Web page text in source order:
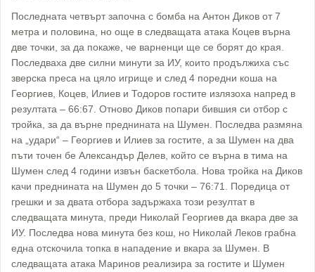
Последната четвърт започна с бомба на Антон Диков от 7
метра и половина, но още в следващата атака Коцев върна
две точки, за да покаже, че варненци ще се борят до края.
Последваха две силни минути за ИУ, които продължиха със
зверска преса на цяло игрище и след 4 поредни коша на
Георгиев, Коцев, Илиев и Тодоров гостите излязоха напред в
резултата – 66:67. Отново Диков попари бившия си отбор с
тройка, за да върне преднината на Шумен. Последва размяна
на „удари“ – Георгиев и Илиев за гостите, а за Шумен на два
пъти точен бе Александър Делев, който се върна в тима на
Шумен след 4 години извън баскетбола. Нова тройка на Диков
качи преднината на Шумен до 5 точки – 76:71. Поредица от
грешки и за двата отбора задържаха този резултат в
следващата минута, преди Николай Георгиев да вкара две за
ИУ. Последва нова минута без кош, но Николай Леков грабна
една отскочила топка в нападение и вкара за Шумен. В
следващата атака Маринов реализира за гостите и Шумен